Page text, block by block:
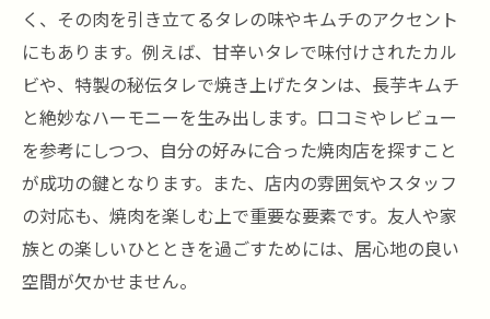
く、その肉を引き立てるタレの味やキムチのアクセント
にもあります。例えば、甘辛いタレで味付けされたカル
ビや、特製の秘伝タレで焼き上げたタンは、長芋キムチ
と絶妙なハーモニーを生み出します。口コミやレビュー
を参考にしつつ、自分の好みに合った焼肉店を探すこと
が成功の鍵となります。また、店内の雰囲気やスタッフ
の対応も、焼肉を楽しむ上で重要な要素です。友人や家
族との楽しいひとときを過ごすためには、居心地の良い
空間が欠かせません。